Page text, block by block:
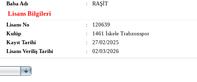
Baba Adı
: RAŞİT
Lisans Bilgileri
Lisans No :
120639
Kulüp
:
1461 İskele Trabzonspor
Kayıt Tarihi
:
27/02/2025
Lisans Veriliş Tarihi
: 02/03/2026